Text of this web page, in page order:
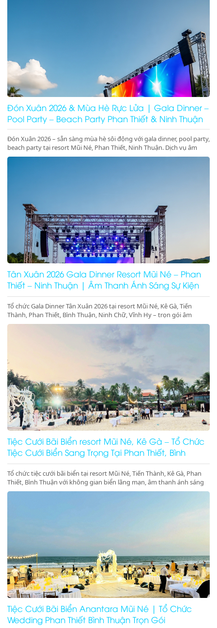
Đón Xuân 2026 & Mùa Hè Rực Lửa | Gala Dinner –
Pool Party – Beach Party Phan Thiết & Ninh Thuận
Đón Xuân 2026 – sẵn sàng mùa hè sôi động với gala dinner, pool party,
beach party tại resort Mũi Né, Phan Thiết, Ninh Thuận. Dịch vụ âm
thanh ánh sáng – sân khấu – LED chuyên nghiệp, đặt lịch ngay!
Tân Xuân 2026 Gala Dinner Resort Mũi Né – Phan
Thiết – Ninh Thuận | Âm Thanh Ánh Sáng Sự Kiện
Cao Cấp
Tổ chức Gala Dinner Tân Xuân 2026 tại resort Mũi Né, Kê Gà, Tiến
Thành, Phan Thiết, Bình Thuận, Ninh Chữ, Vĩnh Hy – trọn gói âm
thanh ánh sáng, sân khấu, màn hình LED, concept sự kiện đầu năm
Tiệc Cưới Bãi Biển resort Mũi Né, Kê Gà – Tổ Chức
Tiệc Cưới Biển Sang Trọng Tại Phan Thiết, Bình
Thuận
Tổ chức tiệc cưới bãi biển tại resort Mũi Né, Tiến Thành, Kê Gà, Phan
Thiết, Bình Thuận với không gian biển lãng mạn, âm thanh ánh sáng
chuyên nghiệp, sân khấu cưới đẳng cấp. Liên hệ ngay để đặt dịch vụ
Tiệc Cưới Bãi Biển Anantara Mũi Né | Tổ Chức
Wedding Phan Thiết Bình Thuận Trọn Gói